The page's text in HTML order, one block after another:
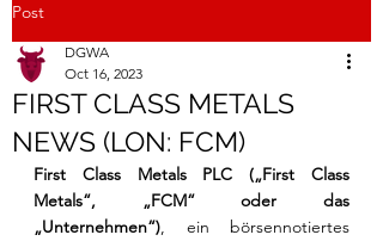
Post
FIRST CLASS METALS
NEWS (LON: FCM)
DGWA
Oct 16, 2023
First Class Metals PLC („First Class
Metals“, „FCM“ oder das
„Unternehmen“), ein börsennotiertes